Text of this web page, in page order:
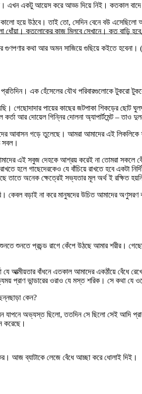
এখন একটু আয়েস করে আড্ড দিয়ে নিই। কতকাল বাদে
কালো হয়ে উঠবে। তাই তো, সেদিন বেনে বউ
ধোঁয়া। কতলোকের কাজ মিলবে সেখানে। কত বাড়ি
কথা আর অমন সাজিয়ে গুছিয়ে কইতে হবেনা।
প্রতিদিন। এক হেঁসেলের যৌথ পরিবারগুলোকে টুকরো
পায়ের কাছের জটপাকা শিকড়ের ছোট
কর্তা আর দোয়েল গিন্নির দোলনা অ্যাপার্টমেন্ট –
আবাসন গড়ে তুলেছে। আমরা আমাদের এই
সবল।
আমাদের এই সবুজ দেহকে আশ্রয় করেই না তোমরা
হলে গাছেদেরকেও যে বাঁচিয়ে রাখতে হবে একটা
তাতে অনেক ক্ষেত্রেই সভ্যতার মূল অর্থ ই রক্ষিত
বড়াই না করে মানুষদের উচিত আমাদের অণুসরণ
শুনতে প্রচন্ড রাগে কেঁপে উঠছে আমার শরীর।
বাঁধনে এতকাল আমাদের একঠাঁয়ে বেঁধে
প্রাণ ভান্ডারের ওরাও যে মস্ত শরিক। সে কথা যে
কেন?
অভ্যস্ত ছিলো, ততদিন সে ছিলো সেই আদি
করেছে।
আজ ব্যাটাকে লেজে বেঁধে আচ্ছা করে ধোলাই দিই।